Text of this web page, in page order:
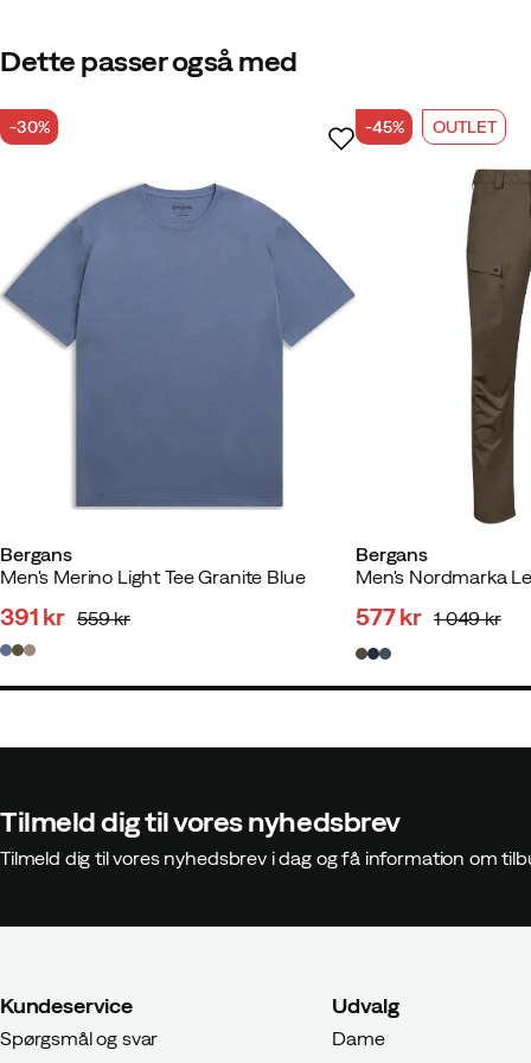
Dette passer også med
Bergans
Men's Merino Light Tee Granite Blue
-30%
discounted
391 kr
original
559 kr
Bergans
-45% OUTLET
discounted
price
577 kr
original
price
1 049 kr
Tilmeld dig til vores nyhedsbrev
Tilmeld dig til vores nyhedsbrev i dag og få information om
Kundeservice
Spørgsmål og svar
Udvalg
Dame